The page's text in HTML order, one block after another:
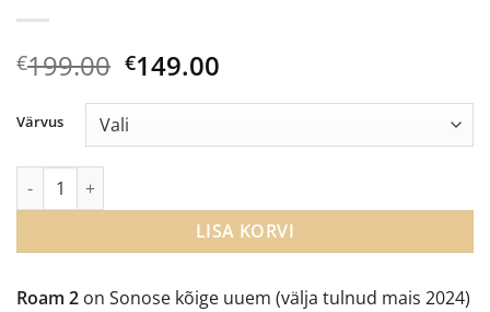
€199.00 Algne
oli:
€199.00.
€149.00
€149.00.
Roam 2 on Sonose kõige uuem (välja tulnud mais 2024)
Värvus
Sonos Roam 2 akuga bluetooth / wifi kõlar kogus
LISA KORVI